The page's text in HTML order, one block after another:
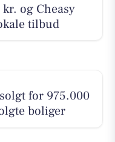
og Cheasy
tilbud
for 975.000
boliger